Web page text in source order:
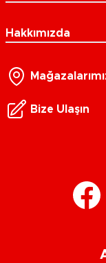
Hakkımızda
Bize Ulaşın